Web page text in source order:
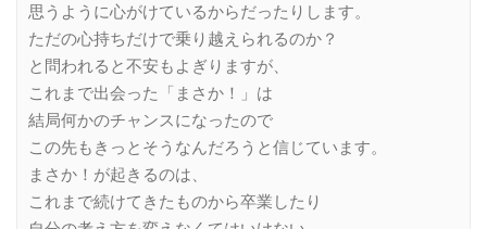
思うように心がけているからだったりします。
ただの心持ちだけで乗り越えられるのか？
と問われると不安もよぎりますが、
これまで出会った「まさか！」は
結局何かのチャンスになったので
この先もきっとそうなんだろうと信じています。
まさか！が起きるのは、
これまで続けてきたものから卒業したり